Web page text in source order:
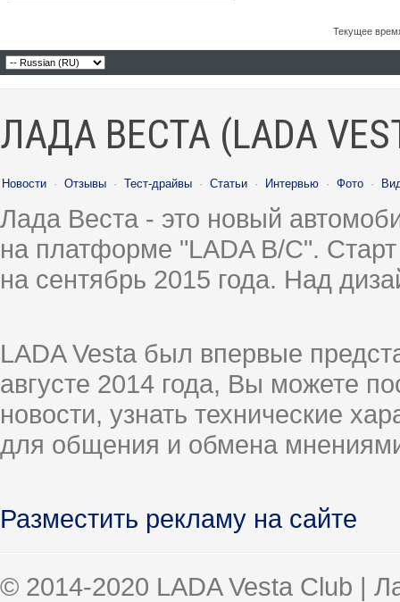
Текущее
ЛАДА ВЕСТА (LADA
Новости · Отзывы · Тест-драйвы · Статьи · Интервью · Фото ·
Лада Веста - это новый
на платформе "LADA B/C".
на сентябрь 2015 года. Над
LADA Vesta был впервые
августе 2014 года, Вы можете
новости, узнать технические
для общения и обмена
Разместить рекламу на сайте
© 2014-2020 LADA Vesta Club |